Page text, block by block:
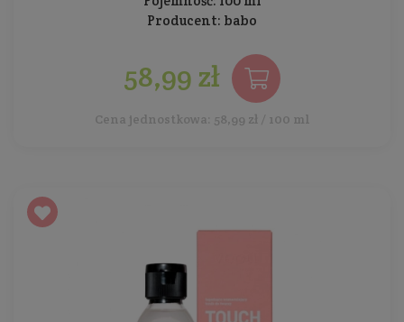
Producent: babo
58,99 zł
Cena jednostkowa: 58,99 zł / 100 ml